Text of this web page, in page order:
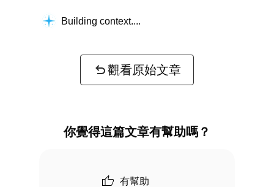
Building context...
觀看原始文章
你覺得這篇文章有幫助嗎？
有幫助